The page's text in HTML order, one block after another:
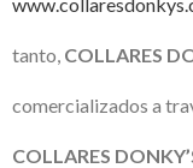
tanto, COLLARES
comercializados a
COLLARES